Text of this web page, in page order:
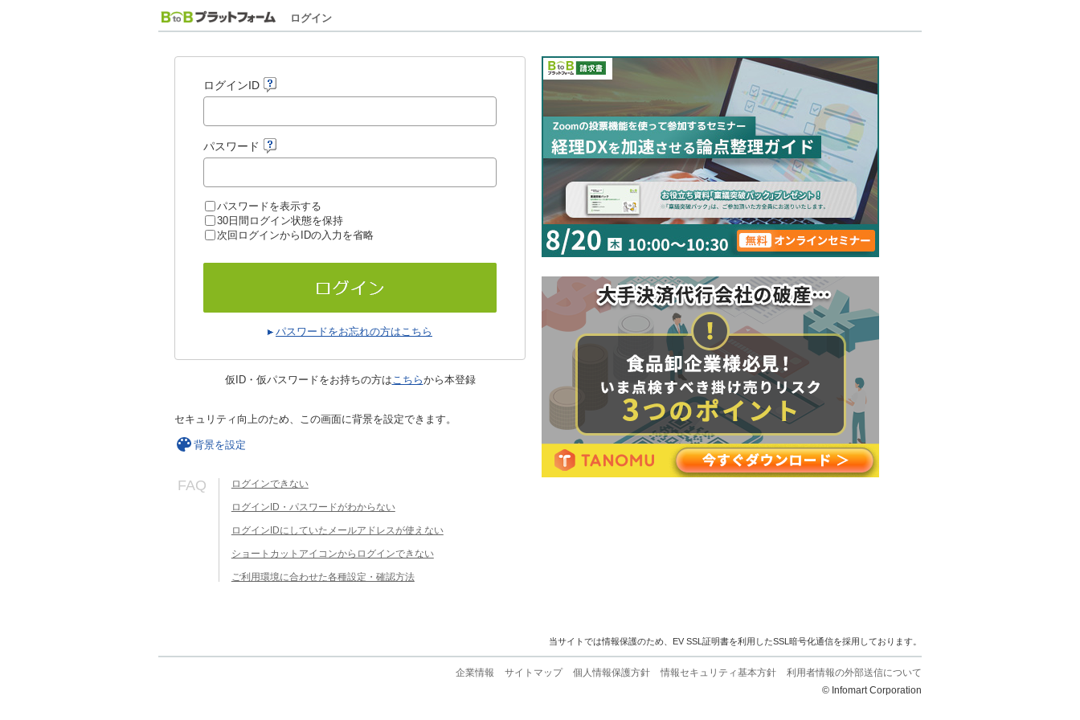
ログイン
ログインID
パスワード
パスワードを表示する
30日間ログイン状態を保持
次回ログインからIDの入力を省略
パスワードをお忘れの方はこちら
仮ID・仮パスワードをお持ちの方はこちらから本登録
セキュリティ向上のため、この画面に背景を設定できます。
背景を設定
FAQ ログインできない
ログインID・パスワードがわからない
ログインIDにしていたメールアドレスが使えない
ショートカットアイコンからログインできない
ご利用環境に合わせた各種設定・確認方法
当サイトでは情報保護のため、EV SSL証明書を利用したSSL暗号化通信を採用しております。
企業情報 サイトマップ 個人情報保護方針 情報セキュリティ基本方針
利用者情報の外部送信について
© Infomart Corporation